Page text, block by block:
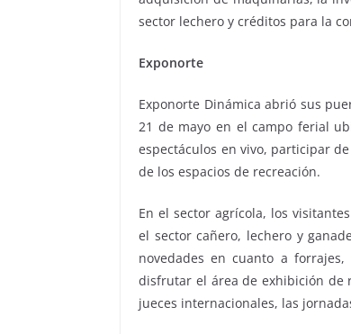
sector lechero y créditos para la
Exponorte
Exponorte Dinámica abrió sus
21 de mayo en el campo ferial
espectáculos en vivo, participar
de los espacios de recreación.
En el sector agrícola, los
el sector cañero, lechero y
novedades en cuanto a
disfrutar el área de exhibición de
jueces internacionales, las